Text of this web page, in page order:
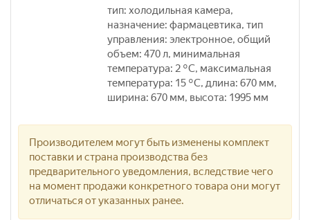
тип: холодильная камера,
назначение: фармацевтика, тип
управления: электронное, общий
объем: 470 л, минимальная
температура: 2 °C, максимальная
температура: 15 °C, длина: 670 мм,
ширина: 670 мм, высота: 1995 мм
Производителем могут быть изменены комплект
поставки и страна производства без
предварительного уведомления, вследствие чего
на момент продажи конкретного товара они могут
отличаться от указанных ранее.